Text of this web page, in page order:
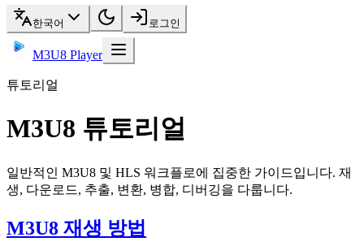
한국어 로그인
M3U8 Player
튜토리얼
M3U8 튜토리얼
일반적인 M3U8 및 HLS 워크플로에 집중한 가이드입니다. 재
생, 다운로드, 추출, 변환, 병합, 디버깅을 다룹니다.
M3U8 재생 방법